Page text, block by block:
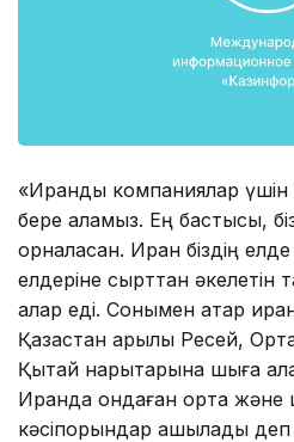
«Ирандық компаниялар үшін
бере аламыз. Ең бастысы,
орналасқан. Иран біздің
елдеріне сырттан
алар еді. Сонымен қатар
Қазақстан арқылы Ресей,
Қытай нарықтарына шыға
Иранда ондаған орта және
кәсіпорындар ашылады деп